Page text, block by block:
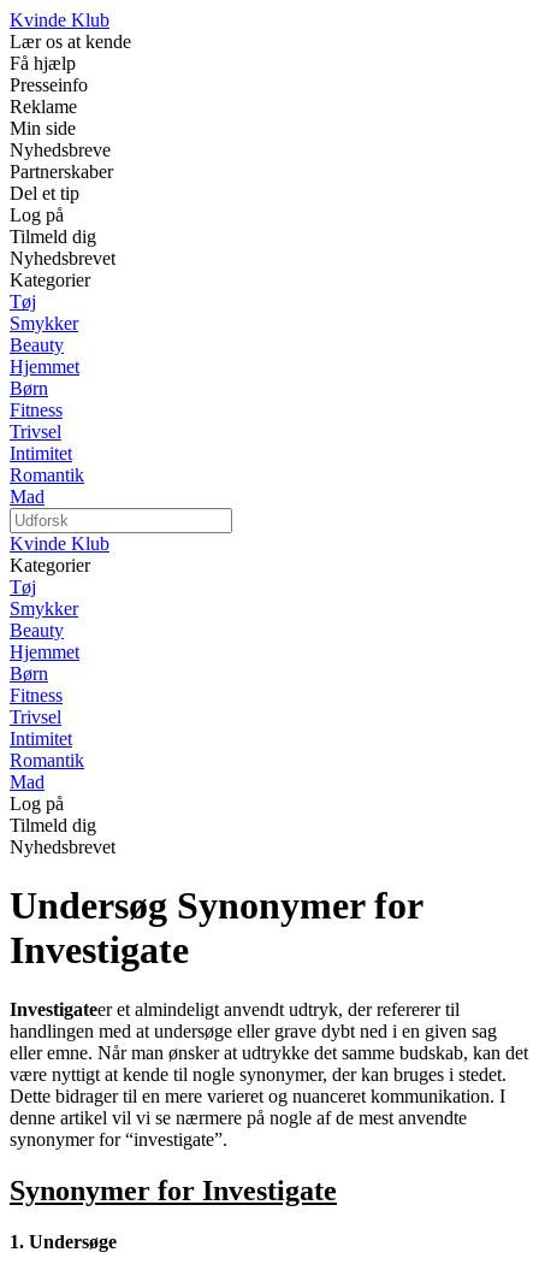
Kvinde Klub
Lær os at kende
Få hjælp
Presseinfo
Reklame
Min side
Nyhedsbreve
Partnerskaber
Del et tip
Log på
Tilmeld dig
Nyhedsbrevet
Kategorier
Tøj
Smykker
Beauty
Hjemmet
Børn
Fitness
Trivsel
Intimitet
Romantik
Mad
Kvinde Klub
Kategorier
Tøj
Smykker
Beauty
Hjemmet
Børn
Fitness
Trivsel
Intimitet
Romantik
Mad
Log på
Tilmeld dig
Nyhedsbrevet
Undersøg Synonymer for
Investigate
Investigateer et almindeligt anvendt udtryk, der refererer til
handlingen med at undersøge eller grave dybt ned i en given sag
eller emne. Når man ønsker at udtrykke det samme budskab, kan det
være nyttigt at kende til nogle synonymer, der kan bruges i stedet.
Dette bidrager til en mere varieret og nuanceret kommunikation. I
denne artikel vil vi se nærmere på nogle af de mest anvendte
synonymer for “investigate”.
Synonymer for Investigate
1. Undersøge